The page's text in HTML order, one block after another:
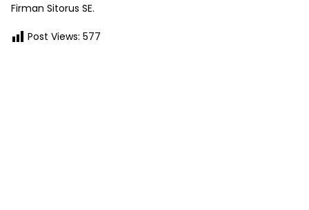
Firman Sitorus SE.
Post Views: 577